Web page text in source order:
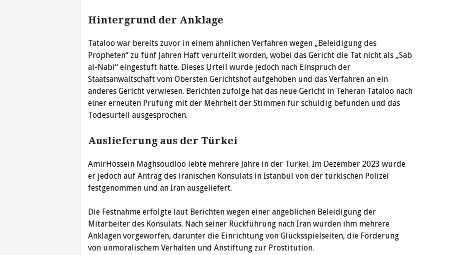
Hintergrund der Anklage
Tataloo war bereits zuvor in einem ähnlichen Verfahren wegen „Beleidigung des
Propheten“ zu fünf Jahren Haft verurteilt worden, wobei das Gericht die Tat nicht als „Sab
al-Nabi“ eingestuft hatte. Dieses Urteil wurde jedoch nach Einspruch der
Staatsanwaltschaft vom Obersten Gerichtshof aufgehoben und das Verfahren an ein
anderes Gericht verwiesen. Berichten zufolge hat das neue Gericht in Teheran Tataloo nach
einer erneuten Prüfung mit der Mehrheit der Stimmen für schuldig befunden und das
Todesurteil ausgesprochen.
Auslieferung aus der Türkei
AmirHossein Maghsoudloo lebte mehrere Jahre in der Türkei. Im Dezember 2023 wurde
er jedoch auf Antrag des iranischen Konsulats in Istanbul von der türkischen Polizei
festgenommen und an Iran ausgeliefert.
Die Festnahme erfolgte laut Berichten wegen einer angeblichen Beleidigung der
Mitarbeiter des Konsulats. Nach seiner Rückführung nach Iran wurden ihm mehrere
Anklagen vorgeworfen, darunter die Einrichtung von Glücksspielseiten, die Förderung
von unmoralischem Verhalten und Anstiftung zur Prostitution.